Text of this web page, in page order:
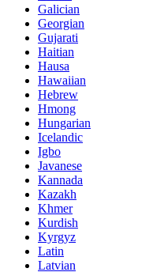
Galician
Georgian
Gujarati
Haitian
Hausa
Hawaiian
Hebrew
Hmong
Hungarian
Icelandic
Igbo
Javanese
Kannada
Kazakh
Khmer
Kurdish
Kyrgyz
Latin
Latvian